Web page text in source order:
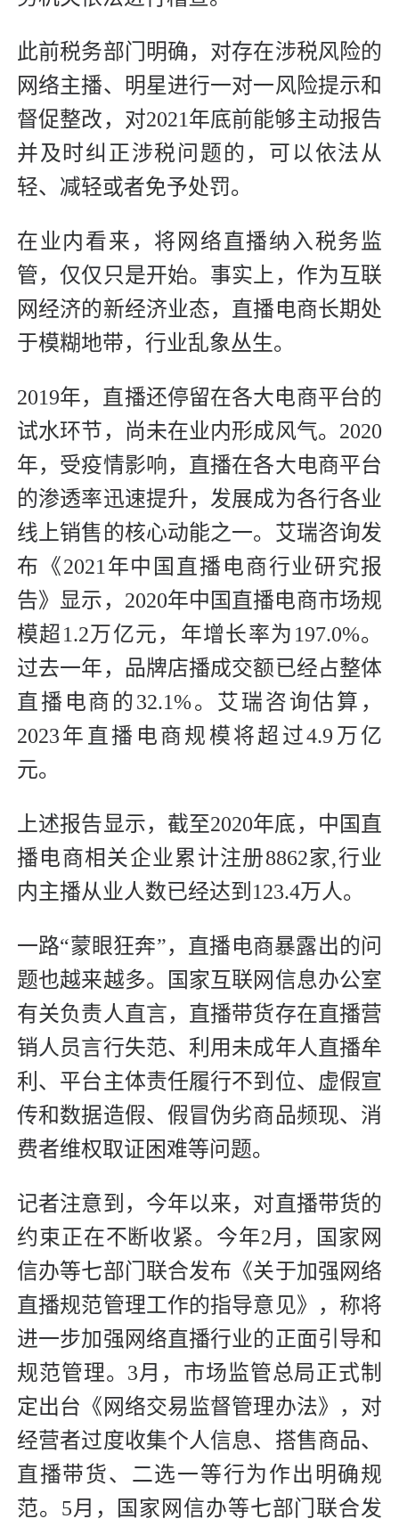
此前税务部门明确，对存在涉税风险的
网络主播、明星进行一对一风险提示和
督促整改，对2021年底前能够主动报告
并及时纠正涉税问题的，可以依法从
轻、减轻或者免予处罚。
在业内看来，将网络直播纳入税务监
管，仅仅只是开始。事实上，作为互联
网经济的新经济业态，直播电商长期处
于模糊地带，行业乱象丛生。
2019年，直播还停留在各大电商平台的
试水环节，尚未在业内形成风气。2020
年，受疫情影响，直播在各大电商平台
的渗透率迅速提升，发展成为各行各业
线上销售的核心动能之一。艾瑞咨询发
布《2021年中国直播电商行业研究报
告》显示，2020年中国直播电商市场规
模超1.2万亿元，年增长率为197.0%。
过去一年，品牌店播成交额已经占整体
直播电商的32.1%。艾瑞咨询估算，
2023年直播电商规模将超过4.9万亿
元。
上述报告显示，截至2020年底，中国直
播电商相关企业累计注册8862家,行业
内主播从业人数已经达到123.4万人。
一路“蒙眼狂奔”，直播电商暴露出的问
题也越来越多。国家互联网信息办公室
有关负责人直言，直播带货存在直播营
销人员言行失范、利用未成年人直播牟
利、平台主体责任履行不到位、虚假宣
传和数据造假、假冒伪劣商品频现、消
费者维权取证困难等问题。
记者注意到，今年以来，对直播带货的
约束正在不断收紧。今年2月，国家网
信办等七部门联合发布《关于加强网络
直播规范管理工作的指导意见》，称将
进一步加强网络直播行业的正面引导和
规范管理。3月，市场监管总局正式制
定出台《网络交易监督管理办法》，对
经营者过度收集个人信息、搭售商品、
直播带货、二选一等行为作出明确规
范。5月，国家网信办等七部门联合发